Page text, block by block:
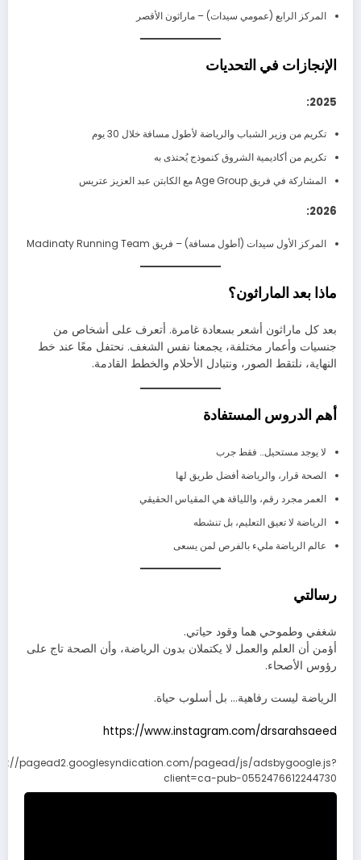
المركز الرابع (عمومي سيدات) – ماراثون الأقصر
الإنجازات في التحديات
2025:
تكريم من وزير الشباب والرياضة لأطول مسافة خلال 30 يوم
تكريم من أكاديمية الشروق كنموذج يُحتذى به
المشاركة في فريق Age Group مع الكابتن عبد العزيز عتريس
2026:
المركز الأول سيدات (أطول مسافة) – فريق Madinaty Running Team
ماذا بعد الماراثون؟
بعد كل ماراثون أشعر بسعادة غامرة. أتعرف على أشخاص من
جنسيات وأعمار مختلفة، يجمعنا نفس الشغف. نحتفل معًا عند خط
النهاية، نلتقط الصور، ونتبادل الأحلام والخطط القادمة.
أهم الدروس المستفادة
لا يوجد مستحيل… فقط جرب
الصحة قرار، والرياضة أفضل طريق لها
العمر مجرد رقم، واللياقة هي المقياس الحقيقي
الرياضة لا تعيق التعليم، بل تنشطه
عالم الرياضة مليء بالفرص لمن يسعى
رسالتي
شغفي وطموحي هما وقود حياتي.
أؤمن أن العلم والعمل لا يكتملان بدون الرياضة، وأن الصحة تاج على
رؤوس الأصحاء.
الرياضة ليست رفاهية… بل أسلوب حياة.
https://www.instagram.com/drsarahsaeed
pagead2.googlesyndication.com/pagead/js/adsbygoogle.js?
client=ca-pub-0552476612244730